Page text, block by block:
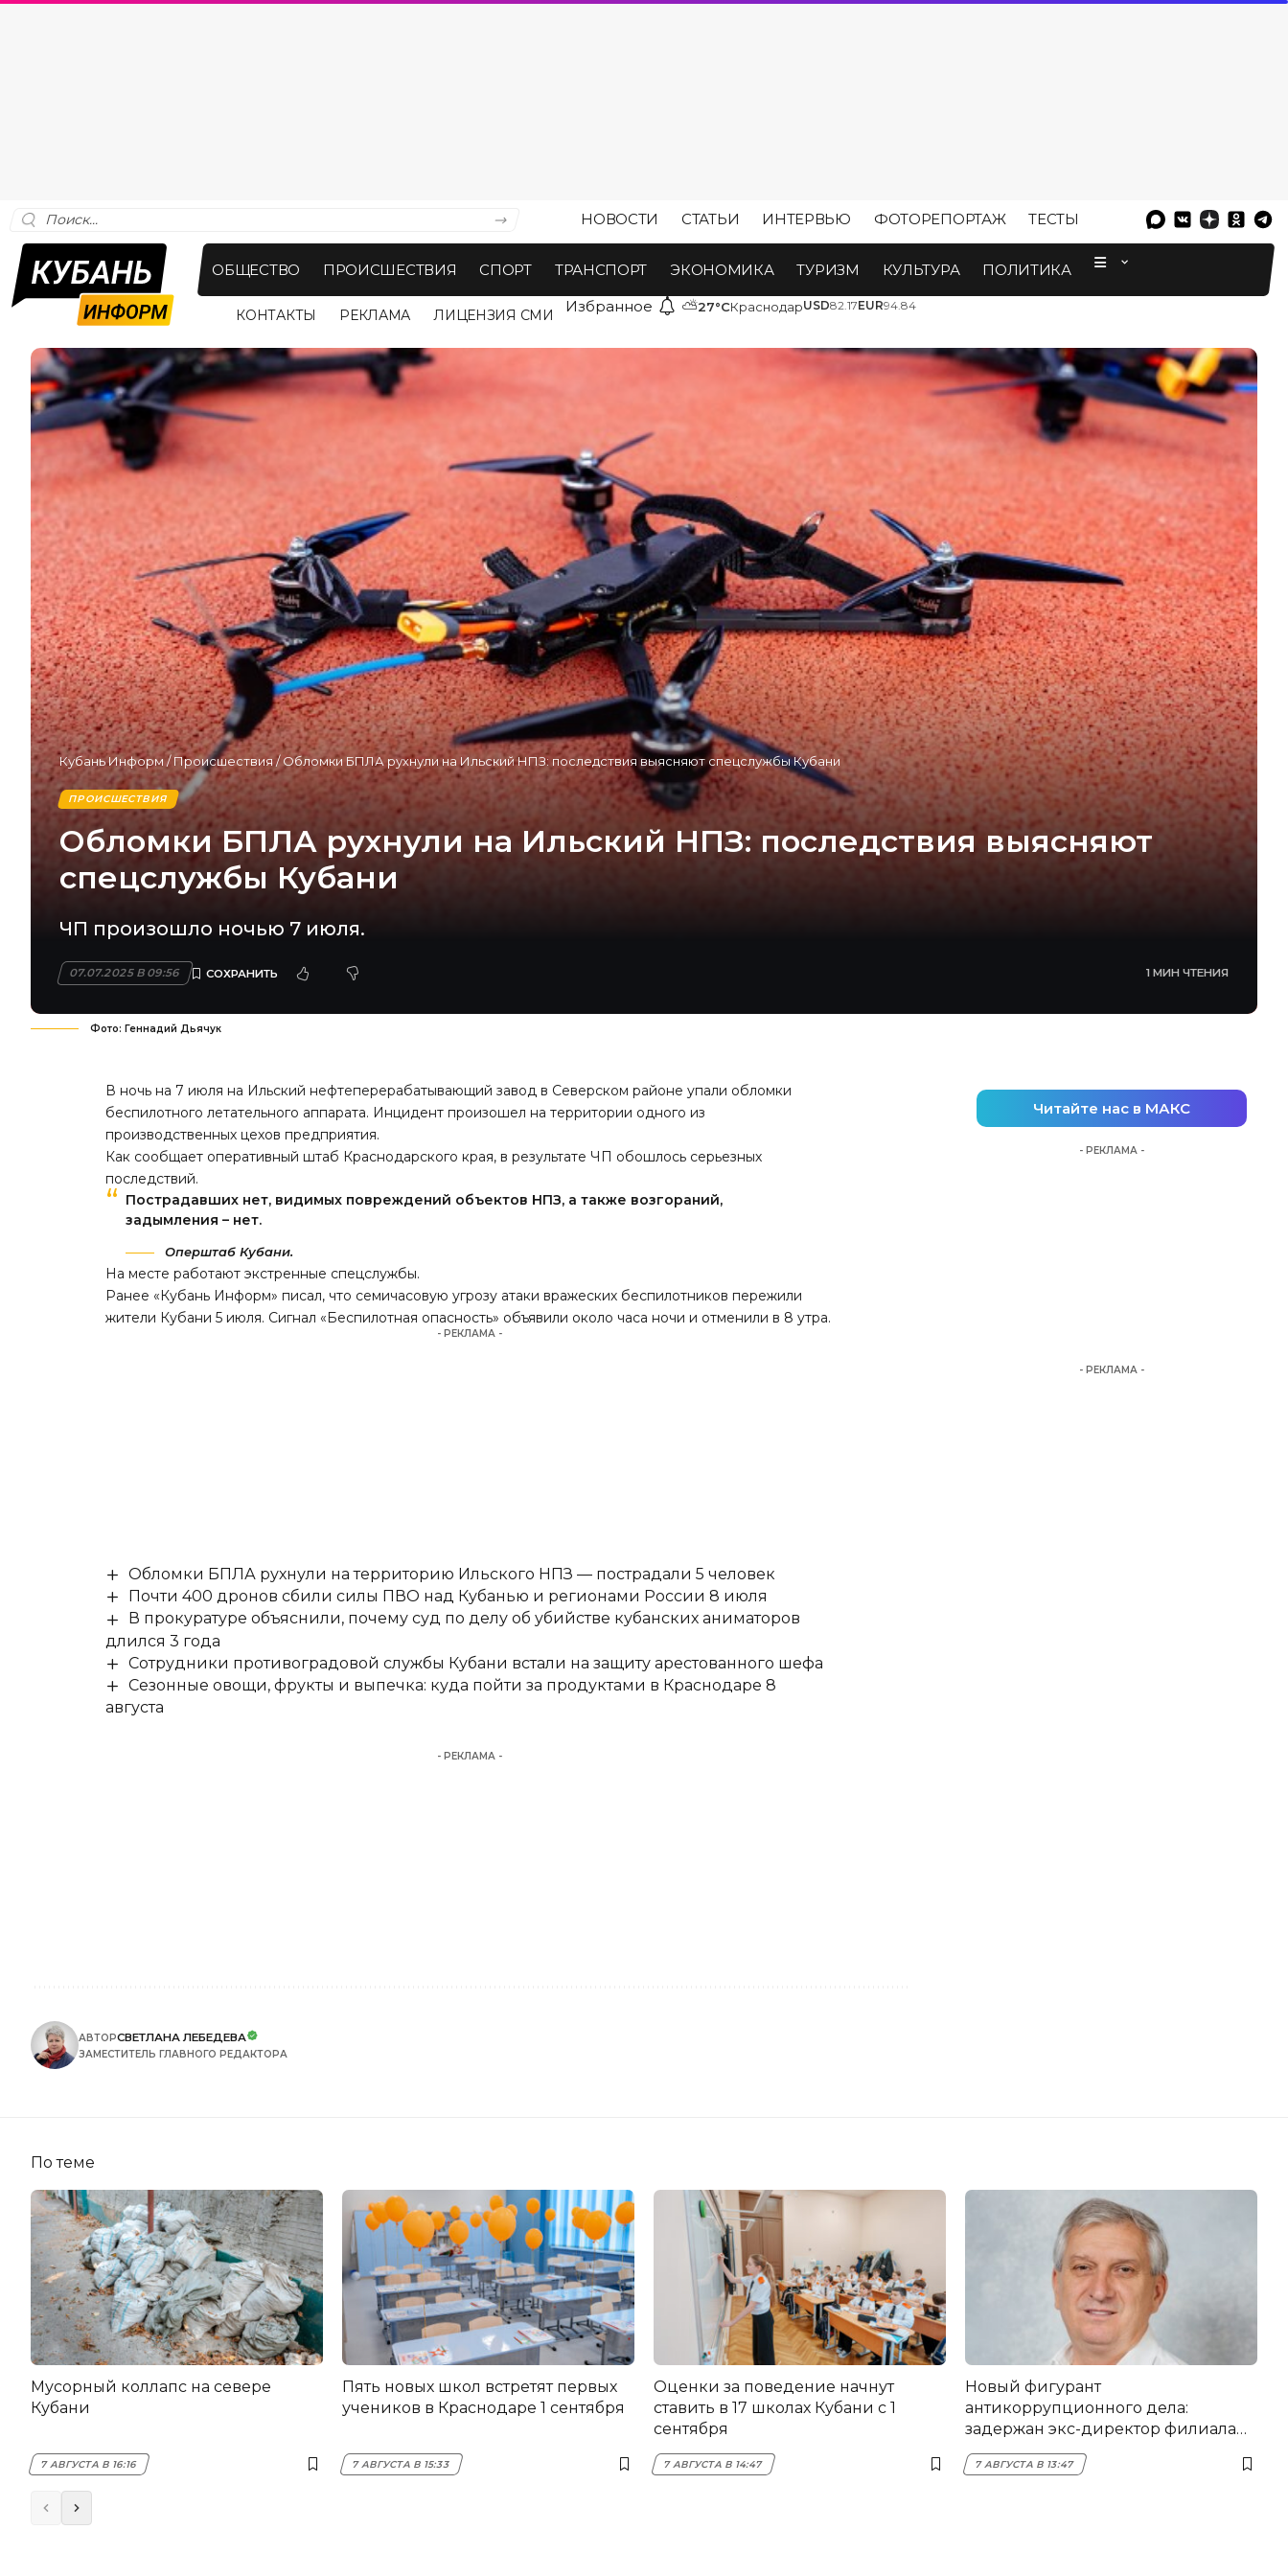
НОВОСТИ СТАТЬИ ИНТЕРВЬЮ ФОТОРЕПОРТАЖ ТЕСТЫ
ОБЩЕСТВО ПРОИСШЕСТВИЯ СПОРТ ТРАНСПОРТ ЭКОНОМИКА ТУРИЗМ КУЛЬТУРА ПОЛИТИКА
КОНТАКТЫ РЕКЛАМА ЛИЦЕНЗИЯ СМИ Избранное ⛅27°CКраснодарUSD82.17EUR94.84
Кубань Информ/Происшествия/Обломки БПЛА рухнули на Ильский НПЗ: последствия выясняют спецслужбы Кубани
ПРОИСШЕСТВИЯ
Обломки БПЛА рухнули на Ильский НПЗ: последствия выясняют
спецслужбы Кубани
ЧП произошло ночью 7 июля.
07.07.2025 В 09:56 1 МИН ЧТЕНИЯ
Фото: Геннадий Дьячук
В ночь на 7 июля на Ильский нефтеперерабатывающий завод в Северском районе упали обломки
беспилотного летательного аппарата. Инцидент произошел на территории одного из
производственных цехов предприятия.
Как сообщает оперативный штаб Краснодарского края, в результате ЧП обошлось серьезных
последствий.
Пострадавших нет, видимых повреждений объектов НПЗ, а также возгораний,
задымления – нет.
Оперштаб Кубани.
На месте работают экстренные спецслужбы.
Ранее «Кубань Информ» писал, что семичасовую угрозу атаки вражеских беспилотников пережили
жители Кубани 5 июля. Сигнал «Беспилотная опасность» объявили около часа ночи и отменили в 8 утра.
- РЕКЛАМА -
Обломки БПЛА рухнули на территорию Ильского НПЗ — пострадали 5 человек
Почти 400 дронов сбили силы ПВО над Кубанью и регионами России 8 июля
В прокуратуре объяснили, почему суд по делу об убийстве кубанских аниматоров
длился 3 года
Сотрудники противоградовой службы Кубани встали на защиту арестованного шефа
Сезонные овощи, фрукты и выпечка: куда пойти за продуктами в Краснодаре 8
августа
- РЕКЛАМА -
АВТОРСВЕТЛАНА ЛЕБЕДЕВА
ЗАМЕСТИТЕЛЬ ГЛАВНОГО РЕДАКТОРА
Читайте нас в МАКС
- РЕКЛАМА -
- РЕКЛАМА -
По теме
Мусорный коллапс на севере
Кубани
7 АВГУСТА В 16:16
Пять новых школ встретят первых
учеников в Краснодаре 1 сентября
7 АВГУСТА В 15:33
Оценки за поведение начнут
ставить в 17 школах Кубани с 1
сентября
7 АВГУСТА В 14:47
Новый фигурант
антикоррупционного дела:
задержан экс-директор филиала
НЭСК Крымска
7 АВГУСТА В 13:47